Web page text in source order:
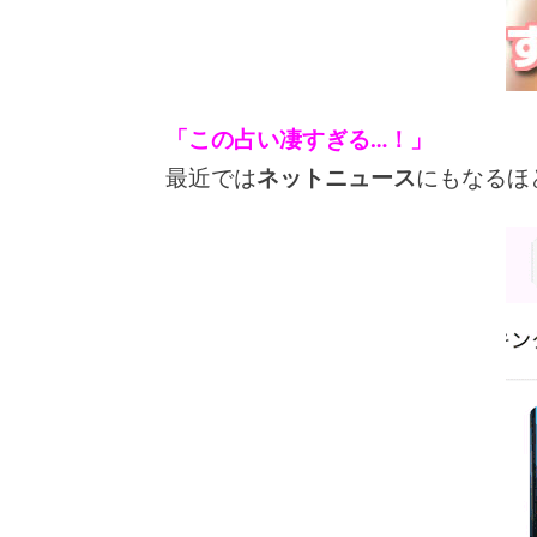
「この占い凄すぎる…！」
最近ではネットニュースにもなるほ